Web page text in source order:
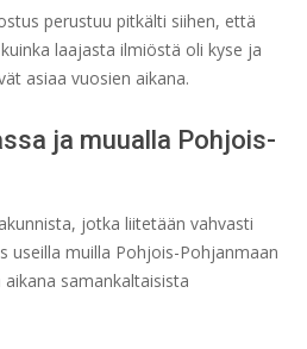
perustuu pitkälti siihen, että
laajasta ilmiöstä oli kyse ja
asiaa vuosien aikana.
ja muualla Pohjois-
jotka liitetään vahvasti
useilla muilla Pohjois-Pohjanmaan
samankaltaisista